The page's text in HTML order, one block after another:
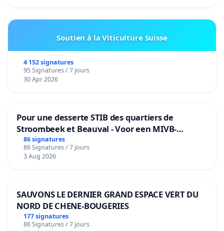
Soutien à la Viticulture Suisse
4 152 signatures
95 Signatures / 7 jours
30 Apr 2026
Pour une desserte STIB des quartiers de
Stroombeek et Beauval - Voor een MIVB-
bediening van de wijken Strombeek en Het
Voor
86 signatures
86 Signatures / 7 jours
3 Aug 2026
SAUVONS LE DERNIER GRAND ESPACE VERT DU
NORD DE CHENE-BOUGERIES
177 signatures
86 Signatures / 7 jours